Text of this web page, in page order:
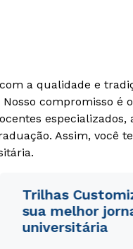
a qualidade e
compromisso é
Assim, você
Trilhas
sua melhor
universitáriaRápido e
Rápido e